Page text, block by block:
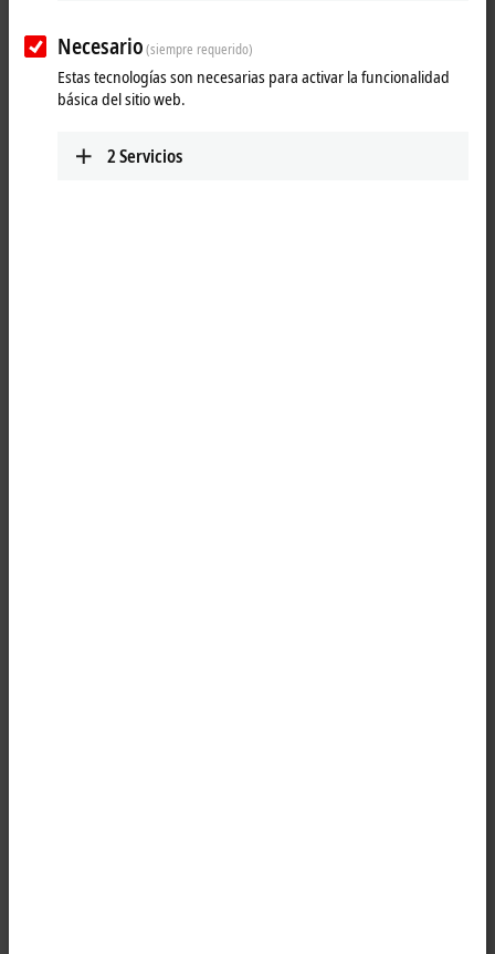
Necesario(siempre requerido)
Estas tecnologías son necesarias para activar la funcionalidad
básica del sitio web.
2Servicios